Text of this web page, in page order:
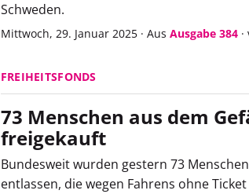
Schweden.
Mittwoch, 29. Januar 2025· Aus Ausgabe 384 ·
FREIHEITSFONDS
73 Menschen aus dem
freigekauft
Bundesweit wurden gestern 73
entlassen, die wegen Fahrens ohne